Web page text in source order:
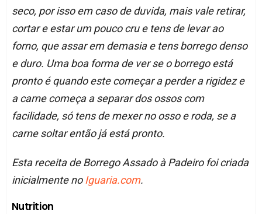
seco, por isso em caso de duvida, mais vale retirar,
cortar e estar um pouco cru e tens de levar ao
forno, que assar em demasia e tens borrego denso
e duro. Uma boa forma de ver se o borrego está
pronto é quando este começar a perder a rigidez e
a carne começa a separar dos ossos com
facilidade, só tens de mexer no osso e roda, se a
carne soltar então já está pronto.
Esta receita de Borrego Assado à Padeiro foi criada
inicialmente no Iguaria.com.
Nutrition